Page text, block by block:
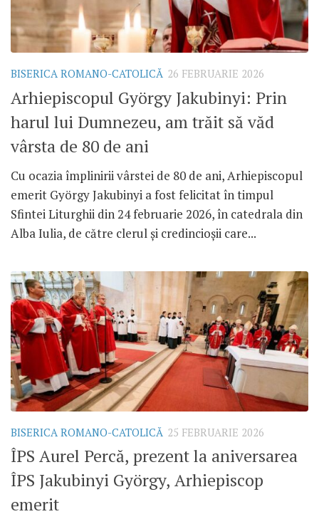
BISERICA ROMANO-CATOLICĂ 26 FEBRUARIE 2026
Arhiepiscopul György Jakubinyi: Prin
harul lui Dumnezeu, am trăit să văd
vârsta de 80 de ani
Cu ocazia împlinirii vârstei de 80 de ani, Arhiepiscopul
emerit György Jakubinyi a fost felicitat în timpul
Sfintei Liturghii din 24 februarie 2026, în catedrala din
Alba Iulia, de către clerul și credincioșii care...
BISERICA ROMANO-CATOLICĂ 25 FEBRUARIE 2026
ÎPS Aurel Percă, prezent la aniversarea
ÎPS Jakubinyi György, Arhiepiscop
emerit